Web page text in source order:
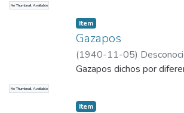
No Thumbnail Available
No Thumbnail Available
Item
Gazapos
(1940-11-05)
Gazapos dichos por
Item